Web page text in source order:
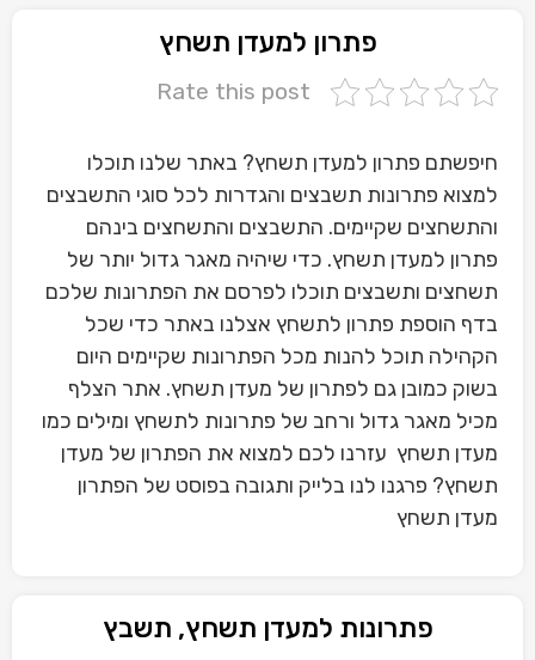
פתרון למעדן תשחץ
Rate this post
חיפשתם פתרון למעדן תשחץ? באתר שלנו תוכלו
למצוא פתרונות תשבצים והגדרות לכל סוגי התשבצים
והתשחצים שקיימים. התשבצים והתשחצים בינהם
פתרון למעדן תשחץ. כדי שיהיה מאגר גדול יותר של
תשחצים ותשבצים תוכלו לפרסם את הפתרונות שלכם
בדף הוספת פתרון לתשחץ אצלנו באתר כדי שכל
הקהילה תוכל להנות מכל הפתרונות שקיימים היום
בשוק כמובן גם לפתרון של מעדן תשחץ. אתר הצלף
מכיל מאגר גדול ורחב של פתרונות לתשחץ ומילים כמו
מעדן תשחץ עזרנו לכם למצוא את הפתרון של מעדן
תשחץ? פרגנו לנו בלייק ותגובה בפוסט של הפתרון
מעדן תשחץ
פתרונות למעדן תשחץ, תשבץ